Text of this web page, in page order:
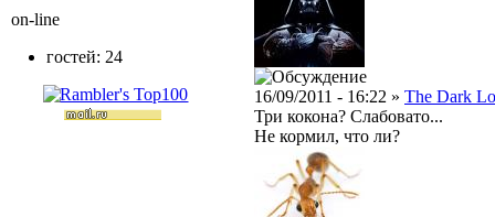
16/09/2011 - 16:22 » The Dark
Три кокона? Слабовато...
Не кормил, что ли?
on-line
гостей: 24